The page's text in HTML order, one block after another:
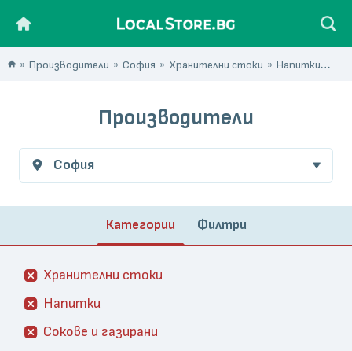
Производители София Хранителни стоки Напитки
Производители
София
Категории Филтри
Хранителни стоки
Напитки
Сокове и газирани